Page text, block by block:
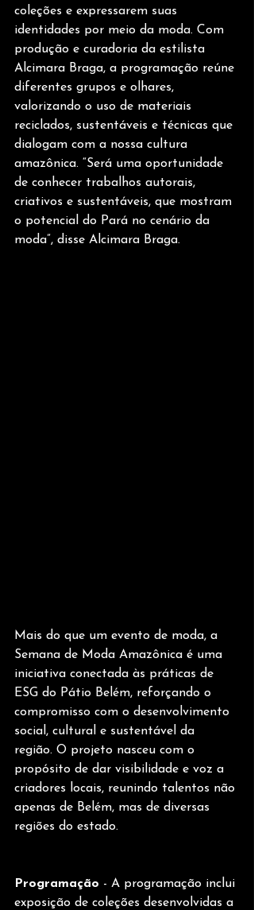
coleções e expressarem suas
identidades por meio da moda. Com
produção e curadoria da estilista
Alcimara Braga, a programação reúne
diferentes grupos e olhares,
valorizando o uso de materiais
reciclados, sustentáveis e técnicas que
dialogam com a nossa cultura
amazônica. “Será uma oportunidade
de conhecer trabalhos autorais,
criativos e sustentáveis, que mostram
o potencial do Pará no cenário da
moda”, disse Alcimara Braga.
Mais do que um evento de moda, a
Semana de Moda Amazônica é uma
iniciativa conectada às práticas de
ESG do Pátio Belém, reforçando o
compromisso com o desenvolvimento
social, cultural e sustentável da
região. O projeto nasceu com o
propósito de dar visibilidade e voz a
criadores locais, reunindo talentos não
apenas de Belém, mas de diversas
regiões do estado.
Programação - A programação inclui
exposição de coleções desenvolvidas a